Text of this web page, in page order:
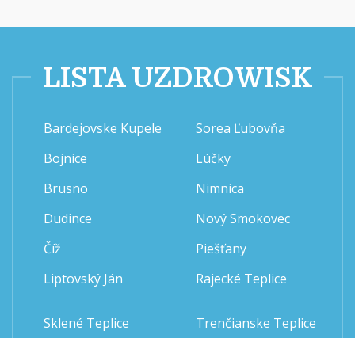
LISTA UZDROWISK
Bardejovske Kupele
Bojnice
Brusno
Dudince
Číž
Liptovský Ján
Sorea Ľubovňa
Lúčky
Nimnica
Nový Smokovec
Piešťany
Rajecké Teplice
Sklené Teplice
Trenčianske Teplice